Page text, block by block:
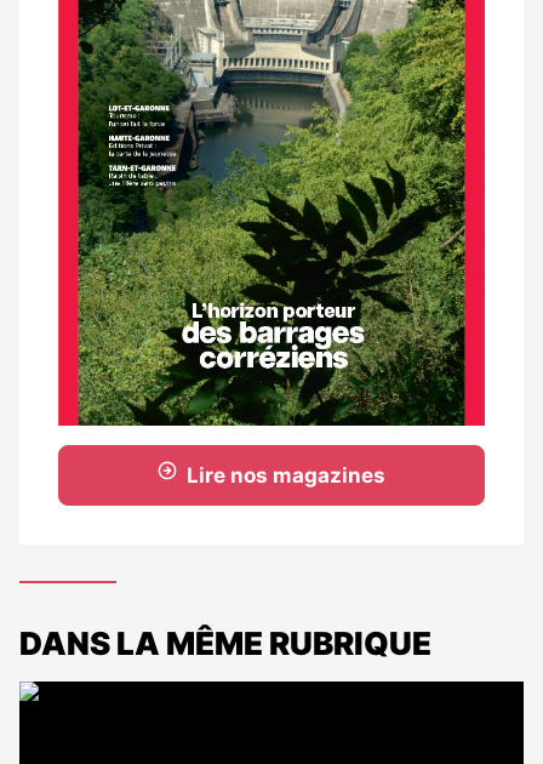
Lire nos magazines
DANS LA MÊME RUBRIQUE